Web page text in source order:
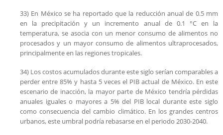
33) En México se ha reportado que la reducción anual de 0.5 mm
en la precipitación y un incremento anual de 0.1 °C en la
temperatura, se asocia con un menor consumo de alimentos no
procesados y un mayor consumo de alimentos ultraprocesados,
principalmente en las regiones tropicales.
34) Los costos acumulados durante este siglo serían comparables a
perder entre 85% y hasta 5 veces el PIB actual de México. En este
escenario de inacción, la mayor parte de México tendría pérdidas
anuales iguales o mayores a 5% del PIB local durante este siglo
como consecuencia del cambio climático. En los grandes centros
urbanos, este umbral podría rebasarse en el periodo 2030-2040.